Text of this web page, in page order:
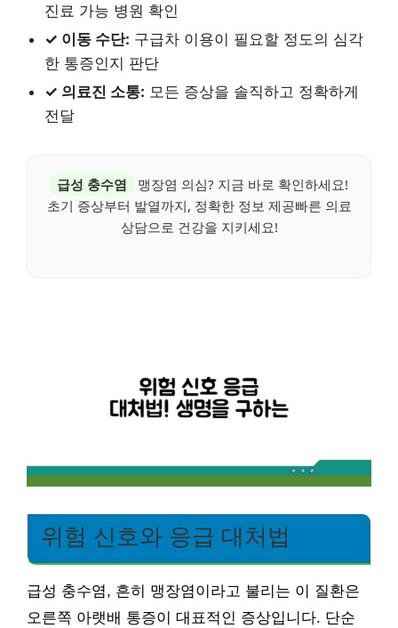
진료 가능 병원 확인
✓ 이동 수단: 구급차 이용이 필요할 정도의 심각
한 통증인지 판단
✓ 의료진 소통: 모든 증상을 솔직하고 정확하게
전달
급성 충수염
맹장염 의심? 지금 바로 확인하세요!
초기 증상부터 발열까지, 정확한 정보 제공빠른 의료
상담으로 건강을 지키세요!
위험 신호와 응급 대처법
급성 충수염, 흔히 맹장염이라고 불리는 이 질환은
오른쪽 아랫배 통증이 대표적인 증상입니다. 단순